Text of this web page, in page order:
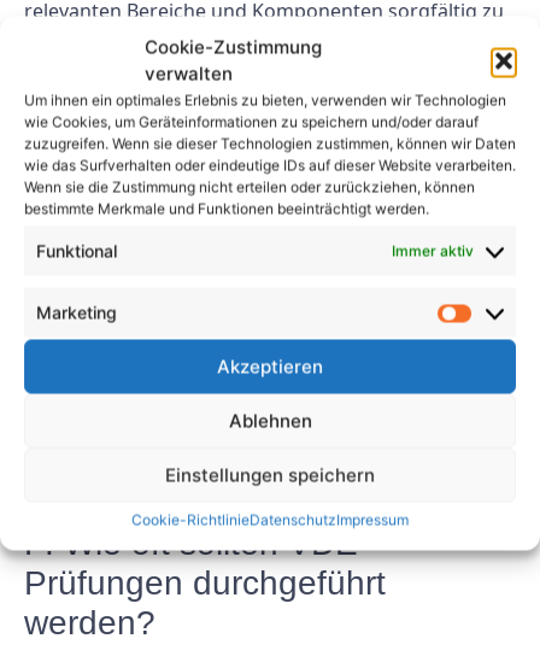
Cookie-Zustimmung
verwalten
Um ihnen ein optimales Erlebnis zu bieten, verwenden wir Technologien
wie Cookies, um Geräteinformationen zu speichern und/oder darauf
zuzugreifen. Wenn sie dieser Technologien zustimmen, können wir Daten
wie das Surfverhalten oder eindeutige IDs auf dieser Website verarbeiten.
Wenn sie die Zustimmung nicht erteilen oder zurückziehen, können
bestimmte Merkmale und Funktionen beeinträchtigt werden.
Funktional Immer aktiv
Marketing
Akzeptieren
Ablehnen
Einstellungen speichern
Cookie-RichtlinieDatenschutzImpressum
relevanten Bereiche und Komponenten sorgfältig zu
prüfen, um sicherzustellen, dass alles den VDE-
Anforderungen entspricht.
Abschluss
Indem Unternehmen diese häufigen Fehler
vermeiden und Best Practices für VDE-Inspektionen
befolgen, können sie sicherstellen, dass ihre
den Industriestandards entsprechen. Für eine
erfolgreiche Durchführung von VDE-Prüfungen sind
eine ordnungsgemäße Schulung, Dokumentation,
Einhaltung von Normen, Sicherheitsvorkehrungen
und Gründlichkeit unerlässlich.
F: Wie oft sollten VDE-
Prüfungen durchgeführt
werden?